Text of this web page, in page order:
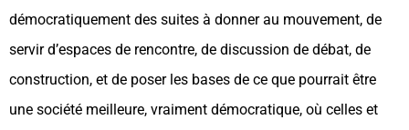
démocratiquement des suites à donner au mouvement, de
servir d’espaces de rencontre, de discussion de débat, de
construction, et de poser les bases de ce que pourrait être
une société meilleure, vraiment démocratique, où celles et